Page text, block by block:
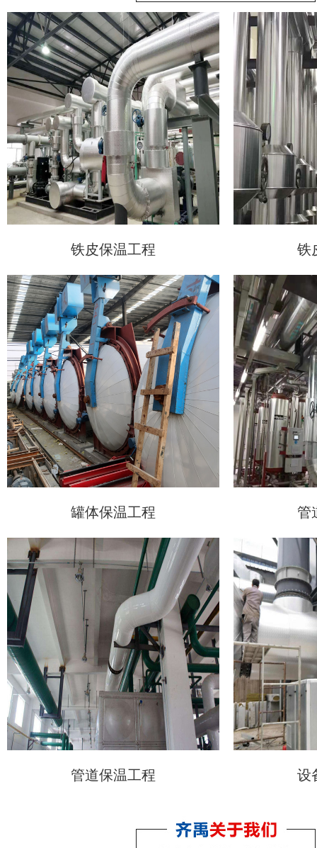
铁皮保温工程 铁
罐体保温工程 管
管道保温工程 设